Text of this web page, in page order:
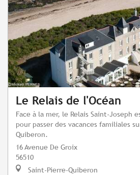
Le Relais de l'Océan
Face à la mer, le Relais Saint-Joseph
pour passer des vacances familiales
Quiberon.
16 Avenue De Groix
56510
Saint-Pierre-Quiberon